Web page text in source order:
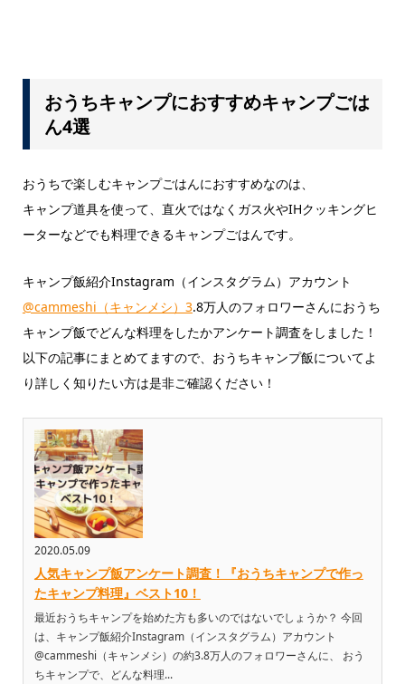
おうちキャンプにおすすめキャンプごは
ん4選
おうちで楽しむキャンプごはんにおすすめなのは、
キャンプ道具を使って、直火ではなくガス火やIHクッキングヒ
ーターなどでも料理できるキャンプごはんです。
キャンプ飯紹介Instagram（インスタグラム）アカウント
@cammeshi（キャンメシ）3.8万人のフォロワーさんにおうち
キャンプ飯でどんな料理をしたかアンケート調査をしました！
以下の記事にまとめてますので、おうちキャンプ飯についてよ
り詳しく知りたい方は是非ご確認ください！
2020.05.09
人気キャンプ飯アンケート調査！『おうちキャンプで作っ
たキャンプ料理』ベスト10！
最近おうちキャンプを始めた方も多いのではないでしょうか？ 今回
は、キャンプ飯紹介Instagram（インスタグラム）アカウント
@cammeshi（キャンメシ）の約3.8万人のフォロワーさんに、 おう
ちキャンプで、どんな料理...